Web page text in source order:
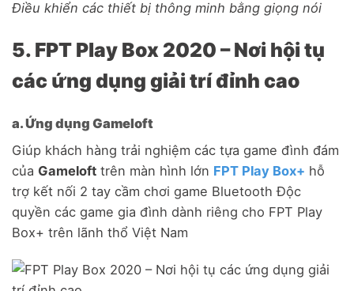
Điều khiển các thiết bị thông minh bằng giọng nói
​5. FPT Play Box 2020 – Nơi hội tụ
các ứng dụng giải trí đỉnh cao
a. Ứng dụng Gameloft
Giúp khách hàng trải nghiệm các tựa game đình đám
của Gameloft trên màn hình lớn FPT Play Box+ hỗ
trợ kết nối 2 tay cầm chơi game Bluetooth Độc
quyền các game gia đình dành riêng cho FPT Play
Box+ trên lãnh thổ Việt Nam